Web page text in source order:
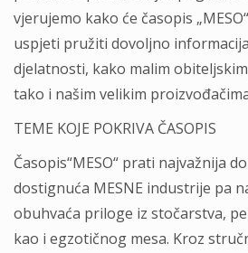
vjerujemo kako će časopis
uspjeti pružiti dovoljno
djelatnosti, kako malim
tako i našim velikim
TEME KOJE POKRIVA ČASOPIS
Časopis“MESO“ prati najvažnija
dostignuća MESNE industrije pa
obuhvaća priloge iz stočarstva,
kao i egzotičnog mesa. Kroz